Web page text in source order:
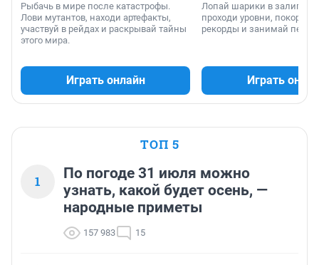
Рыбачь в мире после катастрофы.
Лови мутантов, находи артефакты,
участвуй в рейдах и раскрывай тайны
этого мира.
Играть онлайн
Лопай шарики в
проходи уровни, покоряй
рекорды и занимай
Играть
ТОП 5
1
По погоде 31 июля можно
узнать, какой будет осень, —
народные приметы
157 983 15